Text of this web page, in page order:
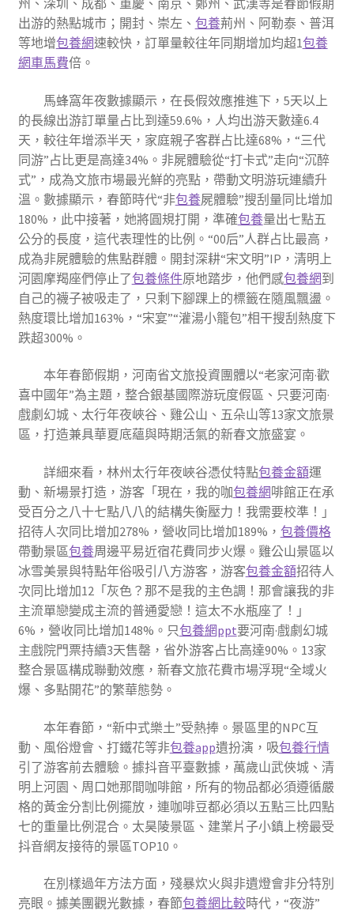
州、深圳、成都、重慶、南京、鄭州、武漢等是春節假期
出游的熱點城市；開封、崇左、 包養荊州、阿勒泰、普洱
等地增包養網速較快，訂單量較往年同期增加均超1包養
網車馬費倍。
馬蜂窩年夜數據顯示，在長假效應推進下，5天以上
的長線出游訂單量占比到達59.6%，人均出游天數達6.4
天，較往年增添半天，家庭親子客群占比達68%，“三代
同游”占比更是高達34%。非屍體驗從“打卡式”走向“沉醉
式”，成為文旅市場最光鮮的亮點，帶動文明游玩連續升
溫。數據顯示，春節時代“非包養屍體驗”搜刮量同比增加
180%，此中接著，她將圓規打開，準確包養量出七點五
公分的長度，這代表理性的比例。“00后”人群占比最高，
成為非屍體驗的焦點群體。開封深耕“宋文明”IP，清明上
河園摩羯座們停止了包養條件原地踏步，他們感包養網到
自己的襪子被吸走了，只剩下腳踝上的標籤在隨風飄盪。
熱度環比增加163%，“宋宴”“灌湯小籠包”相干搜刮熱度下
跌超300%。
本年春節假期，河南省文旅投資團體以“老家河南·歡
喜中國年”為主題，整合銀基國際游玩度假區、只要河南·
戲劇幻城、太行年夜峽谷、雞公山、五朵山等13家文旅景
區，打造兼具華夏底蘊與時期活氣的新春文旅盛宴。
詳細來看，林州太行年夜峽谷憑仗特點包養金額運
動、新場景打造，游客「現在，我的咖包養網啡館正在承
受百分之八十七點八八的結構失衡壓力！我需要校準！」
招待人次同比增加278%，營收同比增加189%， 包養價格
帶動景區包養周邊平易近宿花費同步火爆。雞公山景區以
冰雪美景與特點年俗吸引八方游客，游客包養金額招待人
次同比增加12「灰色？那不是我的主色調！那會讓我的非
主流單戀變成主流的普通愛戀！這太不水瓶座了！」
6%，營收同比增加148%。只包養網ppt要河南·戲劇幻城
主戲院門票持續3天售罄，省外游客占比高達90%。13家
整合景區構成聯動效應，新春文旅花費市場浮現“全域火
爆、多點開花”的繁華態勢。
本年春節，“新中式樂土”受熱捧。景區里的NPC互
動、風俗燈會、打鐵花等非包養app遺扮演，吸包養行情
引了游客前去體驗。據抖音平臺數據，萬歲山武俠城、清
明上河園、周口她那間咖啡館，所有的物品都必須遵循嚴
格的黃金分割比例擺放，連咖啡豆都必須以五點三比四點
七的重量比例混合。太昊陵景區、建業片子小鎮上榜最受
抖音網友接待的景區TOP10。
在別樣過年方法方面，殘暴炊火與非遺燈會非分特別
亮眼。據美團觀光數據，春節包養網比較時代，“夜游”